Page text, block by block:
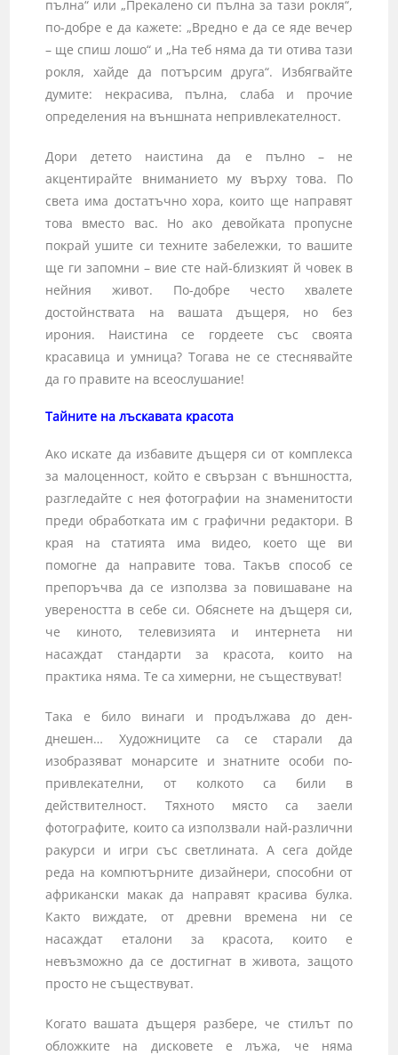
пълна“ или „Прекалено си пълна за тази рокля“,
по-добре е да кажете: „Вредно е да се яде вечер
– ще спиш лошо“ и „На теб няма да ти отива тази
рокля, хайде да потърсим друга“. Избягвайте
думите: некрасива, пълна, слаба и прочие
определения на външната непривлекателност.
Дори детето наистина да е пълно – не
акцентирайте вниманието му върху това. По
света има достатъчно хора, които ще направят
това вместо вас. Но ако девойката пропусне
покрай ушите си техните забележки, то вашите
ще ги запомни – вие сте най-близкият й човек в
нейния живот. По-добре често хвалете
достойнствата на вашата дъщеря, но без
ирония. Наистина се гордеете със своята
красавица и умница? Тогава не се стеснявайте
да го правите на всеослушание!
Тайните на лъскавата красота
Ако искате да избавите дъщеря си от комплекса
за малоценност, който е свързан с външността,
разгледайте с нея фотографии на знаменитости
преди обработката им с графични редактори. В
края на статията има видео, което ще ви
помогне да направите това. Такъв способ се
препоръчва да се използва за повишаване на
увереността в себе си. Обяснете на дъщеря си,
че киното, телевизията и интернета ни
насаждат стандарти за красота, които на
практика няма. Те са химерни, не съществуват!
Така е било винаги и продължава до ден-
днешен… Художниците са се старали да
изобразяват монарсите и знатните особи по-
привлекателни, от колкото са били в
действителност. Тяхното място са заели
фотографите, които са използвали най-различни
ракурси и игри със светлината. А сега дойде
реда на компютърните дизайнери, способни от
африкански макак да направят красива булка.
Както виждате, от древни времена ни се
насаждат еталони за красота, които е
невъзможно да се достигнат в живота, защото
просто не съществуват.
Когато вашата дъщеря разбере, че стилът по
обложките на дисковете е лъжа, че няма